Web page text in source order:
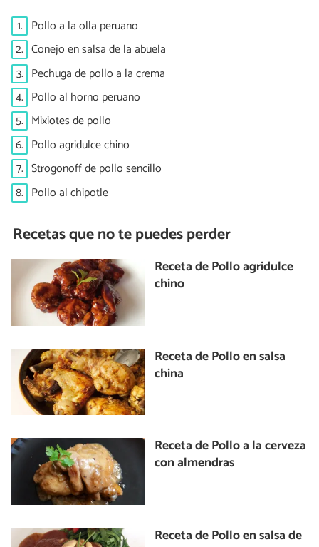
1. Pollo a la olla peruano
2. Conejo en salsa de la abuela
3. Pechuga de pollo a la crema
4. Pollo al horno peruano
5. Mixiotes de pollo
6. Pollo agridulce chino
7. Strogonoff de pollo sencillo
8. Pollo al chipotle
Recetas que no te puedes perder
Receta de Pollo agridulce
chino
Receta de Pollo en salsa
china
Receta de Pollo a la cerveza
con almendras
Receta de Pollo en salsa de